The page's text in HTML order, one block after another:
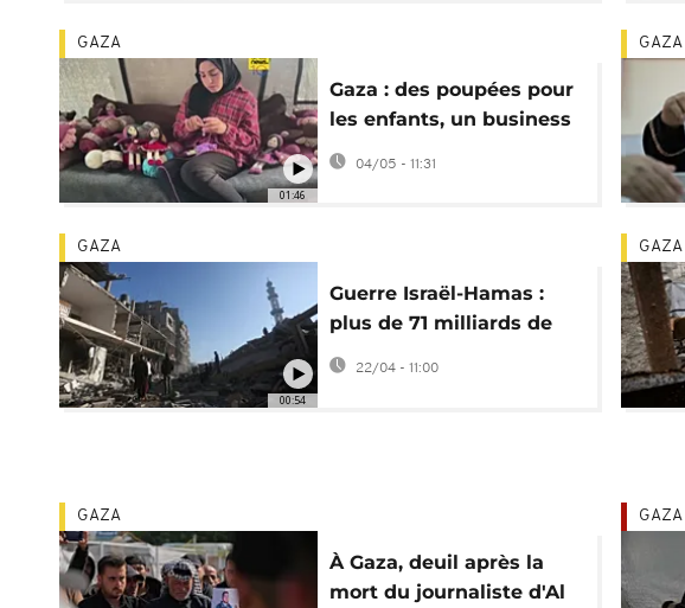
01:46
GAZA
Gaza : des poupées pour
les enfants, un business
au milieu des ruines
04/05 - 11:31
GAZA
00:54
GAZA
Guerre Israël-Hamas :
plus de 71 milliards de
dollars pour
22/04 - 11:00
GAZA
GAZA
À Gaza, deuil après la
mort du journaliste d'Al
GAZA